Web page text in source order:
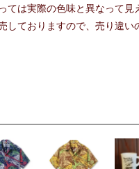
ては実際の色味と異なって見
しておりますので、売り違い